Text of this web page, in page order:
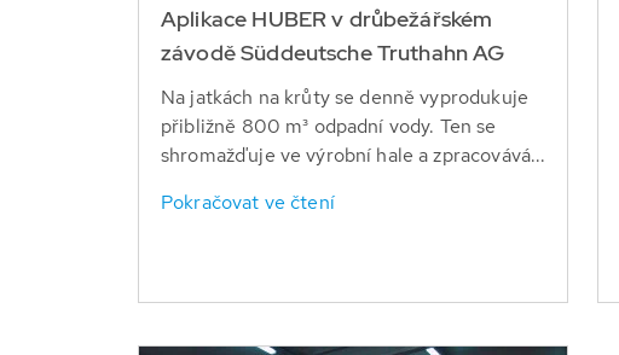
Aplikace HUBER v drůbežářském
závodě Süddeutsche Truthahn AG
Na jatkách na krůty se denně vyprodukuje
přibližně 800 m³ odpadní vody. Ten se
shromažďuje ve výrobní hale a zpracovává...
Pokračovat ve čtení